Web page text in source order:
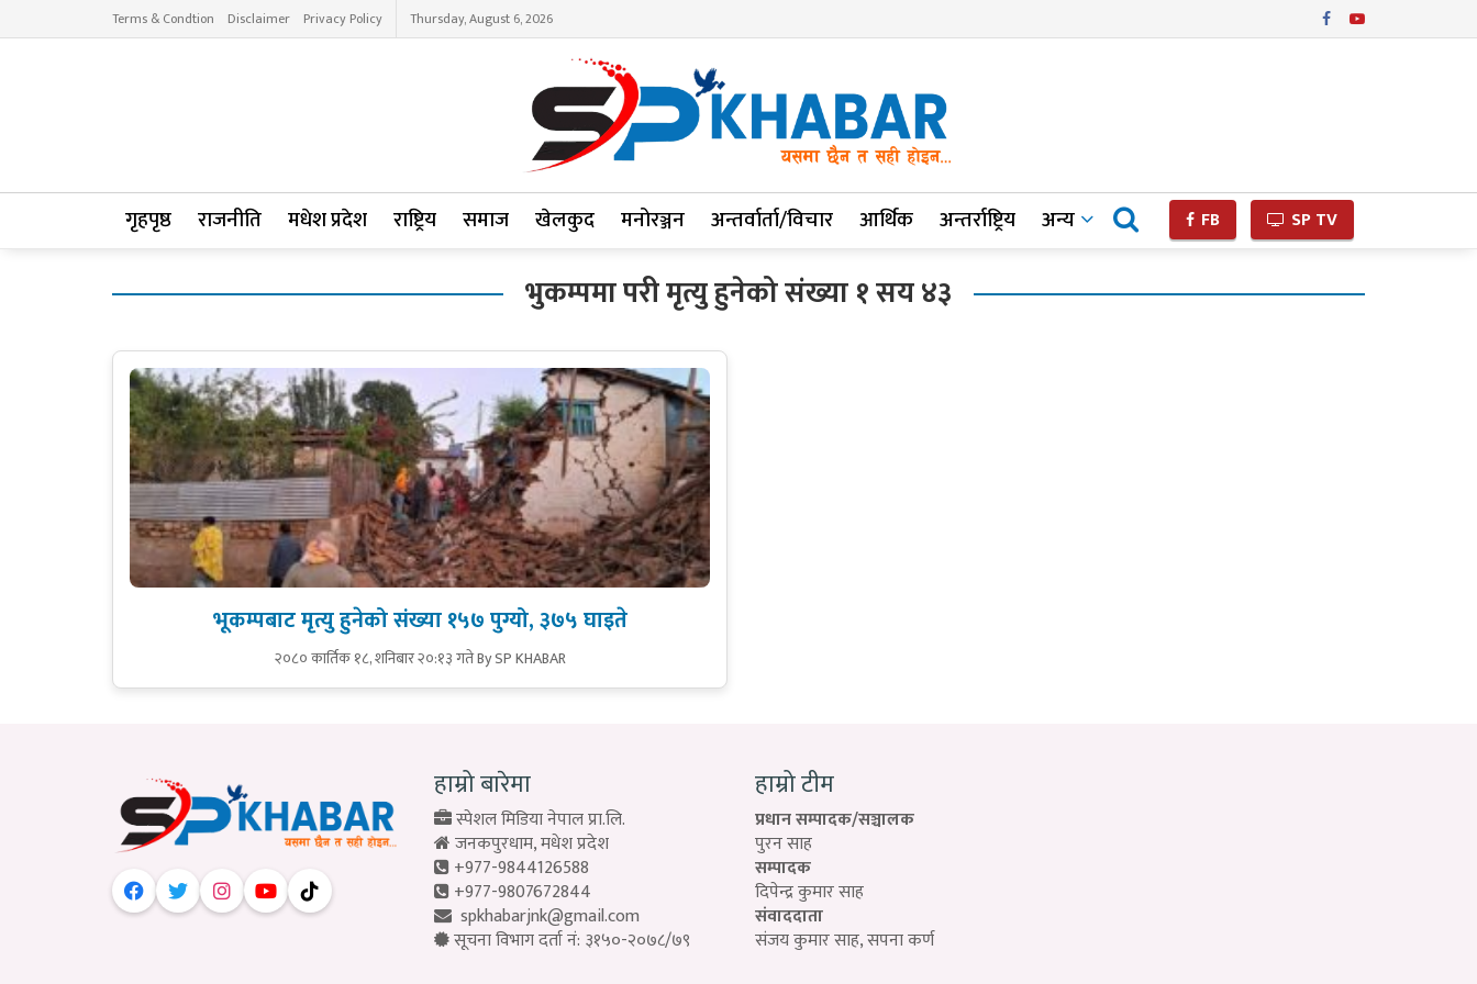
Terms & Condtion Disclaimer Privacy Policy Thursday, August 6, 2026
गृहपृष्ठ राजनीति मधेश प्रदेश राष्ट्रिय समाज खेलकुद मनोरञ्जन अन्तर्वार्ता/विचार आर्थिक अन्तर्राष्ट्रिय अन्य FB SP TV
भुकम्पमा परी मृत्यु हुनेको संख्या १ सय ४३
भूकम्पबाट मृत्यु हुनेको संख्या १५७ पुग्यो, ३७५ घाइते
२०८० कार्तिक १८, शनिबार २०:१३ गतेBy SP KHABAR
हाम्रो बारेमा
स्पेशल मिडिया नेपाल प्रा.लि.
जनकपुरधाम, मधेश प्रदेश
+977-9844126588
+977-9807672844
spkhabarjnk@gmail.com
सूचना विभाग दर्ता नं: ३१५०-२०७८/७९
हाम्रो टीम
प्रधान सम्पादक/सञ्चालक
पुरन साह
सम्पादक
दिपेन्द्र कुमार साह
संवाददाता
संजय कुमार साह, सपना कर्ण